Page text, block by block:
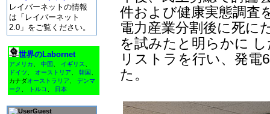
レイバーネットの情報
は「レイバーネット
2.0」をご覧ください。
世界のLabornet
アメリカ 中国 イギリス
ドイツ
オーストリア 韓国
カナダオーストラリア
デンマ
ーク
トルコ 日本
Guest
件および健康実態調査
電力産業分割後に死に
を試みたと明らかに
リストラを行い、発電
た。